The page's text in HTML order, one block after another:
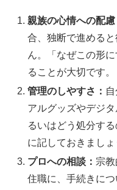
親族の心情への配慮
合、独断で進める
ん。「なぜこの形
ることが大切です。
管理のしやすさ：
アルグッズやデジ
るいはどう処分す
に記しておきましょ
プロへの相談：宗
住職に、手続きに